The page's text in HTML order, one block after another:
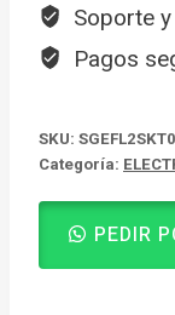
Soporte
Pagos
SKU:
Categoría:
PEDIR